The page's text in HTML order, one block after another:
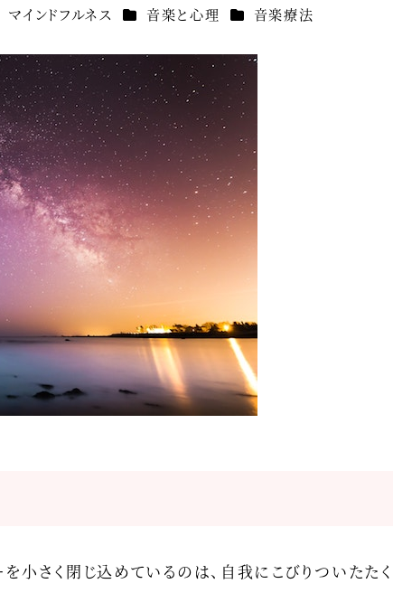
ゴリー
マインドフルネス カテゴリー
音楽と心理 カテゴリー
音楽療法
小さく閉じ込めているのは、自我にこびりついたたく